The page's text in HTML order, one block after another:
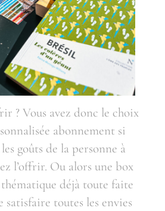
? Vous avez donc le choix
abonnement si
goûts de la personne à
l’offrir. Ou alors une box
déjà toute faite
toutes les envies